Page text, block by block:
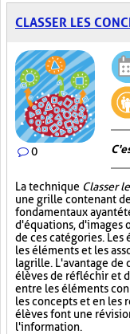
CLASSER LES
0
La technique Classer
une grille contenant
fondamentaux ayant
d'équations, d'images
de ces catégories.
les éléments et les
la grille. L'avantage
élèves de réfléchir et
entre les éléments
les concepts et en les
élèves font une
l'information.